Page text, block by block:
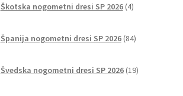
Škotska nogometni dresi SP 2026 4izdelki
Španija nogometni dresi SP 2026 84izdelkov
Švedska nogometni dresi SP 2026 19izdelkov